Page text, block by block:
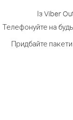
Із Viber
Телефонуйте на
Придбайте